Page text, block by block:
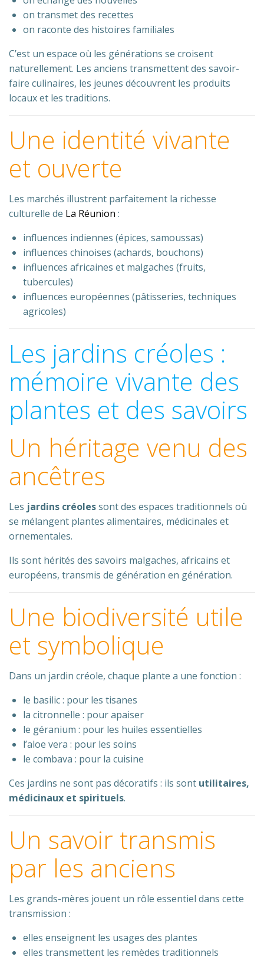
on transmet des recettes
on raconte des histoires familiales
C’est un espace où les générations se croisent
naturellement. Les anciens transmettent des savoir-
faire culinaires, les jeunes découvrent les produits
locaux et les traditions.
Une identité vivante
et ouverte
Les marchés illustrent parfaitement la richesse
culturelle de La Réunion :
influences indiennes (épices, samoussas)
influences chinoises (achards, bouchons)
influences africaines et malgaches (fruits,
tubercules)
influences européennes (pâtisseries, techniques
agricoles)
Les jardins créoles :
mémoire vivante des
plantes et des savoirs
Un héritage venu des
ancêtres
Les jardins créolessont des espaces traditionnels où
se mélangent plantes alimentaires, médicinales et
ornementales.
Ils sont hérités des savoirs malgaches, africains et
européens, transmis de génération en génération.
Une biodiversité utile
et symbolique
Dans un jardin créole, chaque plante a une fonction :
le basilic : pour les tisanes
la citronnelle : pour apaiser
le géranium : pour les huiles essentielles
l’aloe vera : pour les soins
le combava : pour la cuisine
Ces jardins ne sont pas décoratifs : ils sont utilitaires,
médicinaux et spirituels.
Un savoir transmis
par les anciens
Les grands-mères jouent un rôle essentiel dans cette
transmission :
elles enseignent les usages des plantes
elles transmettent les remèdes traditionnels